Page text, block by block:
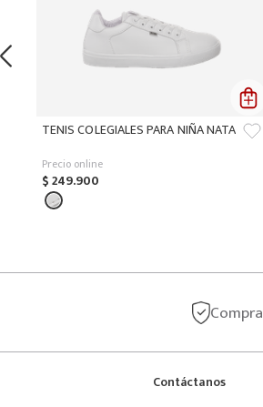
TENIS COLEGIALES PARA NIÑA NATA
Precio online
$249.900
Compra
Contáctanos